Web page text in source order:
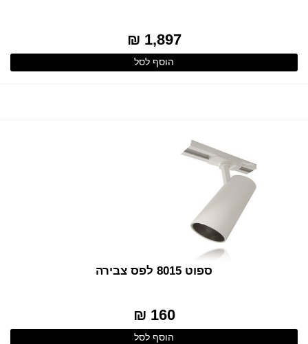
1,897 ₪
הוסף לסל
ספוט 8015 לפס צבירה
160 ₪
הוסף לסל